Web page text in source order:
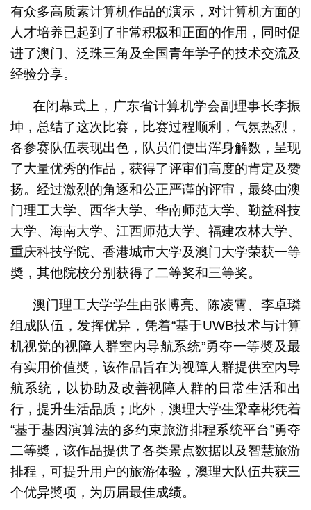
有众多高质素计算机作品的演示，对计算机方面的
人才培养已起到了非常积极和正面的作用，同时促
进了澳门、泛珠三角及全国青年学子的技术交流及
经验分享。
在闭幕式上，广东省计算机学会副理事长李振
坤，总结了这次比赛，比赛过程顺利，气氛热烈，
各参赛队伍表现出色，队员们使出浑身解数，呈现
了大量优秀的作品，获得了评审们高度的肯定及赞
扬。经过激烈的角逐和公正严谨的评审，最终由澳
门理工大学、西华大学、华南师范大学、勤益科技
大学、海南大学、江西师范大学、福建农林大学、
重庆科技学院、香港城市大学及澳门大学荣获一等
奬，其他院校分别获得了二等奖和三等奖。
澳门理工大学学生由张博亮、陈凌霄、李卓璘
组成队伍，发挥优异，凭着“基于UWB技术与计算
机视觉的视障人群室内导航系统”勇夺一等奬及最
有实用价值奬，该作品旨在为视障人群提供室内导
航系统，以协助及改善视障人群的日常生活和出
行，提升生活品质；此外，澳理大学生梁幸彬凭着
“基于基因演算法的多约束旅游排程系统平台”勇夺
二等奬，该作品提供了各类景点数据以及智慧旅游
排程，可提升用户的旅游体验，澳理大队伍共获三
个优异奬项，为历届最佳成绩。